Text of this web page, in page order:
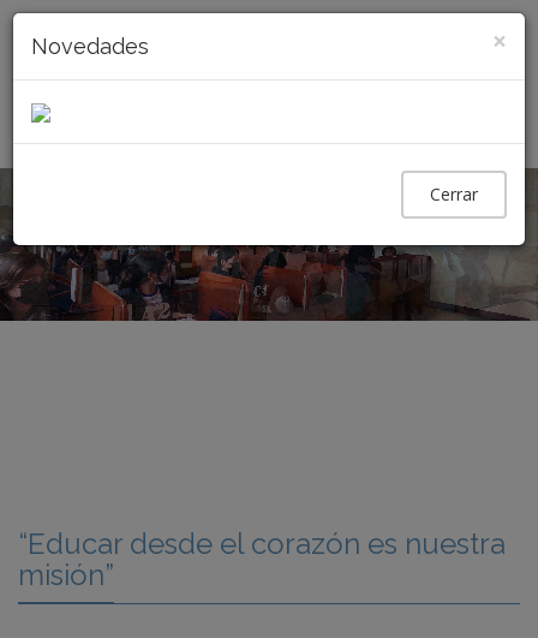
“Educar desde el corazón es nuestra
misión”
×
Novedades
Cerrar